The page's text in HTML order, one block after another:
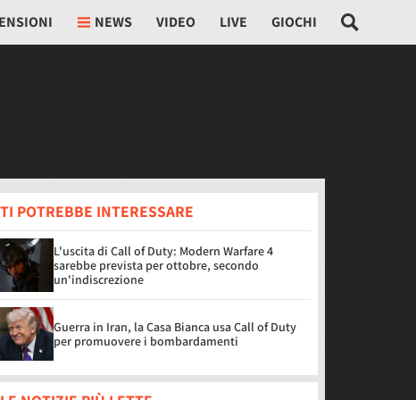
NEWS VIDEO LIVE GIOCHI
TI POTREBBE INTERESSARE
L'uscita di Call of Duty: Modern Warfare 4
sarebbe prevista per ottobre, secondo
un'indiscrezione
Guerra in Iran, la Casa Bianca usa Call of Duty
per promuovere i bombardamenti